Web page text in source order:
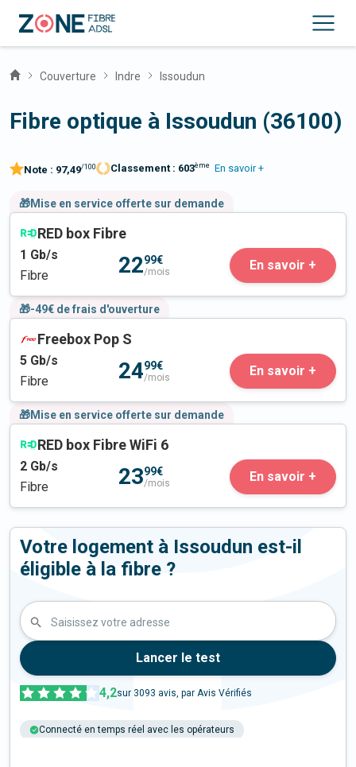
Couverture Indre Issoudun
Fibre optique à Issoudun (36100)
Note : 97,49/100 Classement : 603ème En savoir +
🎁Mise en service offerte sur demande
RED box Fibre
1 Gb/s
Fibre
2299€
/mois En savoir +
🎁-49€ de frais d'ouverture
Freebox Pop S
5 Gb/s
Fibre
2499€
/mois En savoir +
🎁Mise en service offerte sur demande
RED box Fibre WiFi 6
2 Gb/s
Fibre
2399€
/mois En savoir +
Votre logement à Issoudun est-il
éligible à la fibre ?
Saisissez votre adresse
Lancer le test
4,2sur 3093 avis, par Avis Vérifiés
Connecté en temps réel avec les opérateurs